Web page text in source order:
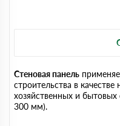
Стеновая панель
строительства в
хозяйственных и
300 мм).